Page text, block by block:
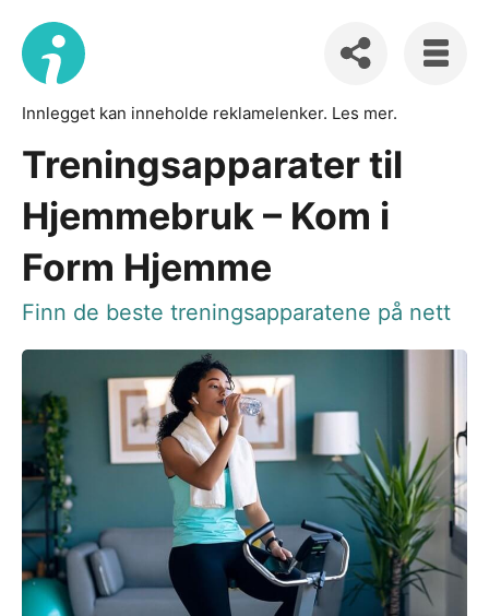
Innlegget kan inneholde reklamelenker. Les mer.
Treningsapparater til
Hjemmebruk – Kom i
Form Hjemme
Finn de beste treningsapparatene på nett